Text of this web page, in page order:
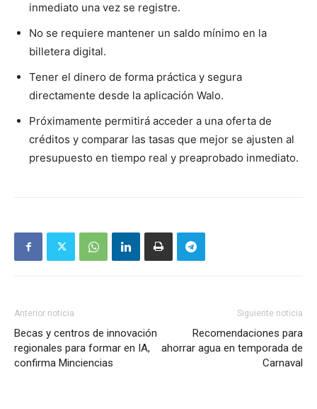
inmediato una vez se registre.
No se requiere mantener un saldo mínimo en la
billetera digital.
Tener el dinero de forma práctica y segura
directamente desde la aplicación Walo.
⁠Próximamente permitirá acceder a una oferta de
créditos y comparar las tasas que mejor se ajusten al
presupuesto en tiempo real y preaprobado inmediato.
Anterior noticia
Becas y centros de innovación
regionales para formar en IA,
confirma Minciencias
Siguiente noticia
Recomendaciones para
ahorrar agua en temporada de
Carnaval